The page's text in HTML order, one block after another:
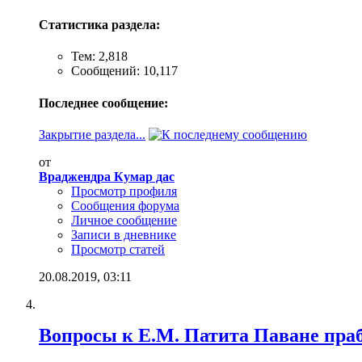
Статистика раздела:
Тем: 2,818
Сообщений: 10,117
Последнее сообщение:
Закрытие раздела...
от
Враджендра Кумар дас
Просмотр профиля
Сообщения форума
Личное сообщение
Записи в дневнике
Просмотр статей
20.08.2019, 03:11
Вопросы к Е.М. Патита Паване